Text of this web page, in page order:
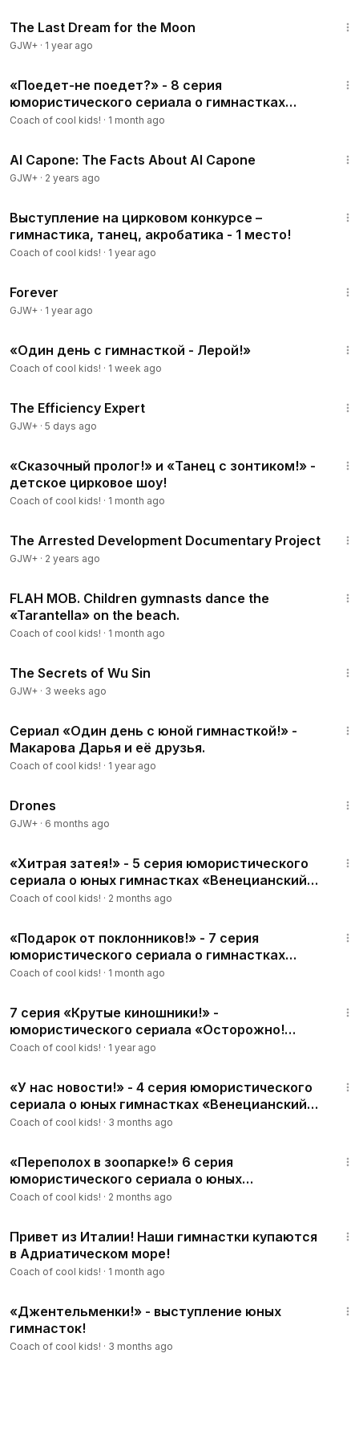
The Last Dream for the Moon
GJW+ · 1 year ago
«Поедет-не поедет?» - 8 серия
юмористического сериала о гимнастках
«Венецианский переполох!».
Coach of cool kids! · 1 month ago
Al Capone: The Facts About Al Capone
GJW+ · 2 years ago
Выступление на цирковом конкурсе –
гимнастика, танец, акробатика - 1 место!
Coach of cool kids! · 1 year ago
Forever
GJW+ · 1 year ago
«Один день с гимнасткой - Лерой!»
Coach of cool kids! · 1 week ago
The Efficiency Expert
GJW+ · 5 days ago
«Сказочный пролог!» и «Танец с зонтиком!» -
детское цирковое шоу!
Coach of cool kids! · 1 month ago
The Arrested Development Documentary Project
GJW+ · 2 years ago
FLAH MOB. Children gymnasts dance the
«Tarantella» on the beach.
Coach of cool kids! · 1 month ago
The Secrets of Wu Sin
GJW+ · 3 weeks ago
Сериал «Один день с юной гимнасткой!» -
Макарова Дарья и её друзья.
Coach of cool kids! · 1 year ago
Drones
GJW+ · 6 months ago
«Хитрая затея!» - 5 серия юмористического
сериала о юных гимнастках «Венецианский
переполох!».
Coach of cool kids! · 2 months ago
«Подарок от поклонников!» - 7 серия
юмористического сериала о гимнастках
«Венецианский переполох!».
Coach of cool kids! · 1 month ago
7 серия «Крутые киношники!» -
юмористического сериала «Осторожно!
Девочки с косичками!».
Coach of cool kids! · 1 year ago
«У нас новости!» - 4 серия юмористического
сериала о юных гимнастках «Венецианский
переполох!».
Coach of cool kids! · 3 months ago
«Переполох в зоопарке!» 6 серия
юмористического сериала о юных
гимнастках «Венецианский переполох!».
Coach of cool kids! · 2 months ago
Привет из Италии! Наши гимнастки купаются
в Адриатическом море!
Coach of cool kids! · 1 month ago
«Джентельменки!» - выступление юных
гимнасток!
Coach of cool kids! · 3 months ago